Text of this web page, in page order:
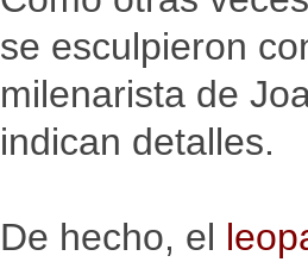
se esculpieron
milenarista de
indican detalles.
De hecho, el